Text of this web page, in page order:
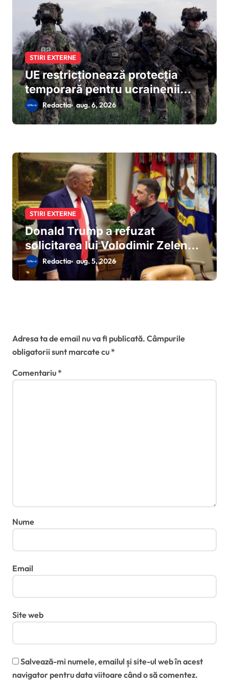
STIRI EXTERNE
UE restricționează protecția
temporară pentru ucrainenii
care evită mobilizarea: reguli noi
de la 5 august 2026
Redactia aug. 6, 2026
STIRI EXTERNE
Donald Trump a refuzat
solicitarea lui Volodimir Zelenski
pentru rachete Patriot
suplimentare:miza stocurilor
Redactia aug. 5, 2026
Adresa ta de email nu va fi publicată. Câmpurile
obligatorii sunt marcate cu*
Comentariu*
Nume
Email
Site web
Salvează-mi numele, emailul și site-ul web în acest
navigator pentru data viitoare când o să comentez.